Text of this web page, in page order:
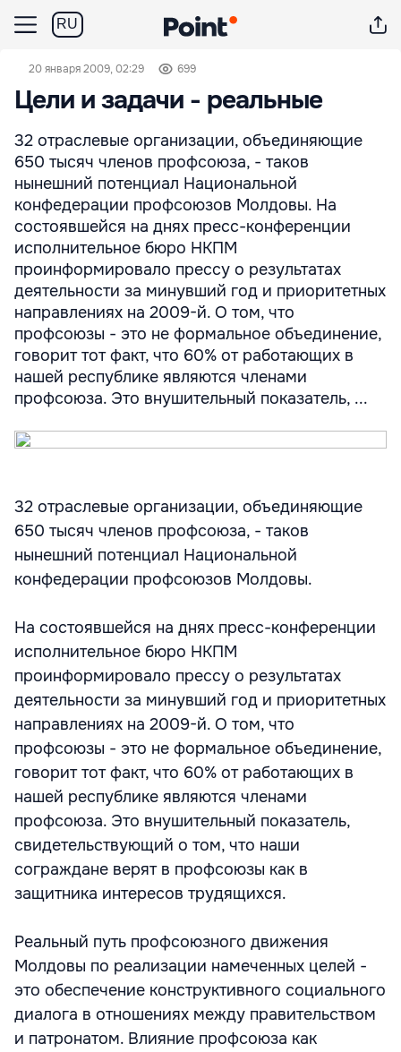
RU
20 января 2009, 02:29 699
Цели и задачи - реальные
32 отраслевые организации, объединяющие
650 тысяч членов профсоюза, - таков
нынешний потенциал Национальной
конфедерации профсоюзов Молдовы. На
состоявшейся на днях пресс-конференции
исполнительное бюро НКПМ
проинформировало прессу о результатах
деятельности за минувший год и приоритетных
направлениях на 2009-й. О том, что
профсоюзы - это не формальное объединение,
говорит тот факт, что 60% от работающих в
нашей республике являются членами
профсоюза. Это внушительный показатель, ...
32 отраслевые организации, объединяющие
650 тысяч членов профсоюза, - таков
нынешний потенциал Национальной
конфедерации профсоюзов Молдовы.
На состоявшейся на днях пресс-конференции
исполнительное бюро НКПМ
проинформировало прессу о результатах
деятельности за минувший год и приоритетных
направлениях на 2009-й. О том, что
профсоюзы - это не формальное объединение,
говорит тот факт, что 60% от работающих в
нашей республике являются членами
профсоюза. Это внушительный показатель,
свидетельствующий о том, что наши
сограждане верят в профсоюзы как в
защитника интересов трудящихся.
Реальный путь профсоюзного движения
Молдовы по реализации намеченных целей -
это обеспечение конструктивного социального
диалога в отношениях между правительством
и патронатом. Влияние профсоюза как